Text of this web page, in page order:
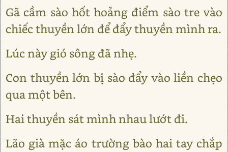
Gã cầm sào hốt hoảng điểm sào tre vào
chiếc thuyền lớn để đẩy thuyền mình ra.
Lúc này gió sông đã nhẹ.
Con thuyền lớn bị sào đẩy vào liền chẹo
qua một bên.
Hai thuyền sát mình nhau lướt đi.
Lão già mặc áo trường bào hai tay chắp